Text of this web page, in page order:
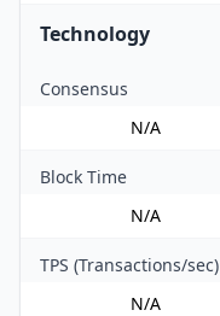
Technology
Consensus
N/A
Block Time
N/A
TPS (Transactions/sec)
N/A